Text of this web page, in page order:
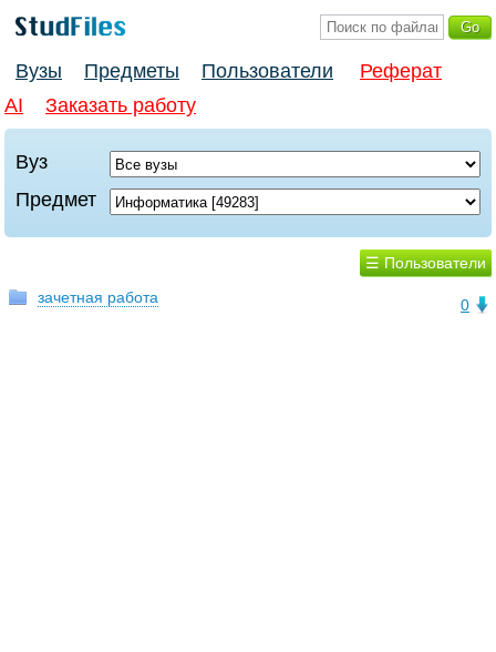
Вузы Предметы Пользователи
Реферат
AI
Заказать работу
Вуз
Предмет
☰ Пользователи
0
зачетная работа